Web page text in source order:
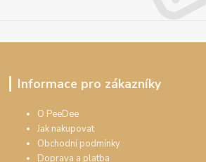
Informace pro zákazníky
O PeeDee
Jak nakupovat
Obchodní podmínky
Doprava a platba